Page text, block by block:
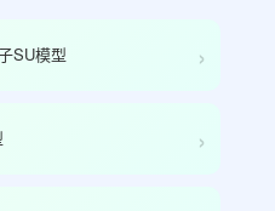
SU模型 ›
›